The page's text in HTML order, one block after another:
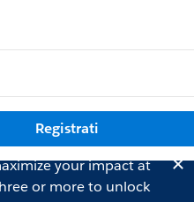
Registrati
your impact at
or more to unlock